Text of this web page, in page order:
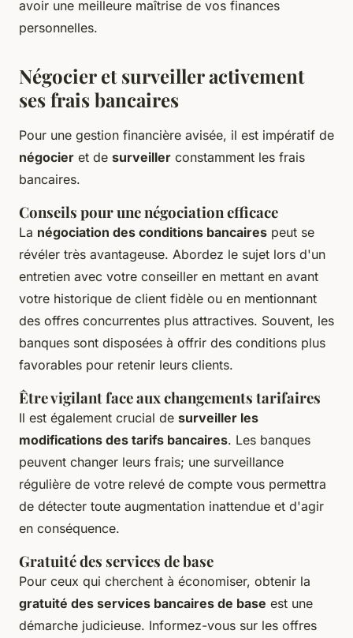
avoir une meilleure maîtrise de vos finances
personnelles.
Négocier et surveiller activement
ses frais bancaires
Pour une gestion financière avisée, il est impératif de
négocier et de surveiller constamment les frais
bancaires.
Conseils pour une négociation efficace
La négociation des conditions bancaires peut se
révéler très avantageuse. Abordez le sujet lors d'un
entretien avec votre conseiller en mettant en avant
votre historique de client fidèle ou en mentionnant
des offres concurrentes plus attractives. Souvent, les
banques sont disposées à offrir des conditions plus
favorables pour retenir leurs clients.
Être vigilant face aux changements tarifaires
Il est également crucial de surveiller les
modifications des tarifs bancaires. Les banques
peuvent changer leurs frais; une surveillance
régulière de votre relevé de compte vous permettra
de détecter toute augmentation inattendue et d'agir
en conséquence.
Gratuité des services de base
Pour ceux qui cherchent à économiser, obtenir la
gratuité des services bancaires de base est une
démarche judicieuse. Informez-vous sur les offres